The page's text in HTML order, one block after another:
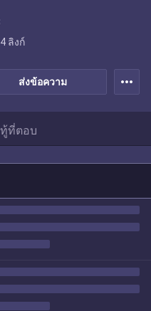
ส่งข้อความ
ลิงก์
more_horiz
ที่ตอบ